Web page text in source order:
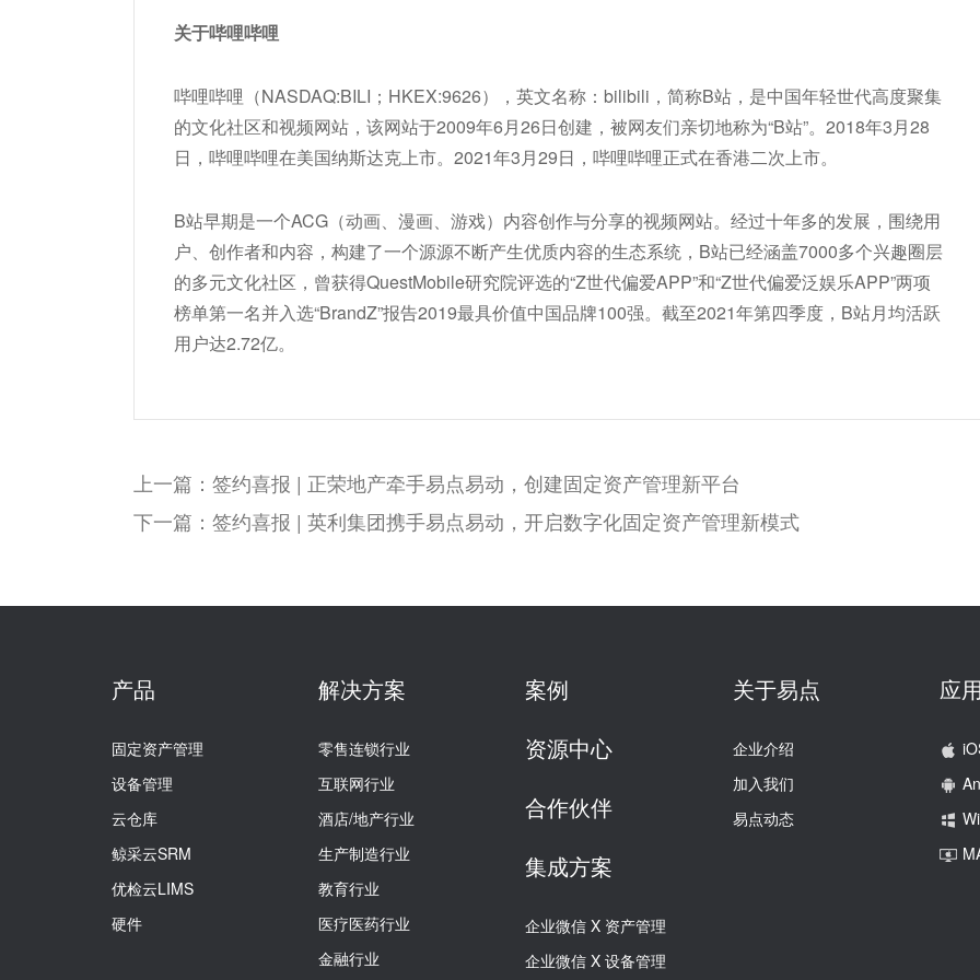
关于哔哩哔哩
哔哩哔哩（NASDAQ:BILI；HKEX:9626），英文名称：bilibili，简称B站，是中国年轻世代高度聚集
的文化社区和视频网站，该网站于2009年6月26日创建，被网友们亲切地称为“B站”。2018年3月28
日，哔哩哔哩在美国纳斯达克上市。2021年3月29日，哔哩哔哩正式在香港二次上市。
B站早期是一个ACG（动画、漫画、游戏）内容创作与分享的视频网站。经过十年多的发展，围绕用
户、创作者和内容，构建了一个源源不断产生优质内容的生态系统，B站已经涵盖7000多个兴趣圈层
的多元文化社区，曾获得QuestMobile研究院评选的“Z世代偏爱APP”和“Z世代偏爱泛娱乐APP”两项
榜单第一名并入选“BrandZ”报告2019最具价值中国品牌100强。截至2021年第四季度，B站月均活跃
用户达2.72亿。
上一篇：签约喜报 | 正荣地产牵手易点易动，创建固定资产管理新平台
下一篇：签约喜报 | 英利集团携手易点易动，开启数字化固定资产管理新模式
产品
固定资产管理
设备管理
云仓库
鲸采云SRM
优检云LIMS
硬件
解决方案
零售连锁行业
互联网行业
酒店/地产行业
生产制造行业
教育行业
医疗医药行业
金融行业
案例
资源中心
合作伙伴
集成方案
企业微信 X 资产管理
企业微信 X 设备管理
关于易点
企业介绍
加入我们
易点动态
应